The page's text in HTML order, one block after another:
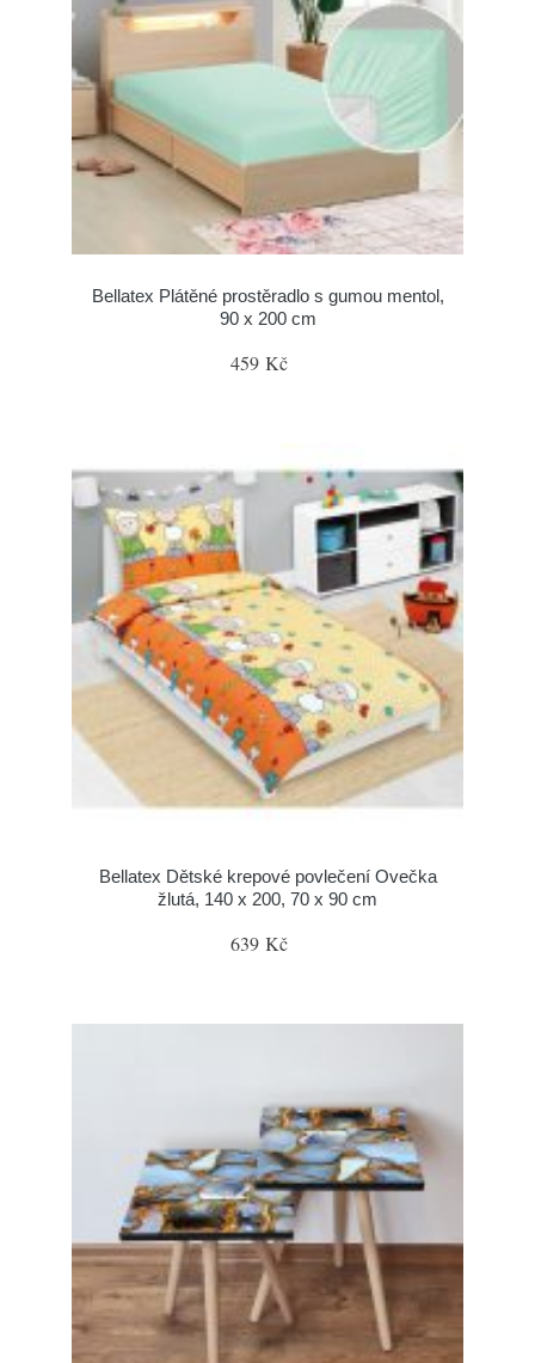
Bellatex Plátěné prostěradlo s gumou mentol,
90 x 200 cm
459 Kč
Bellatex Dětské krepové povlečení Ovečka
žlutá, 140 x 200, 70 x 90 cm
639 Kč